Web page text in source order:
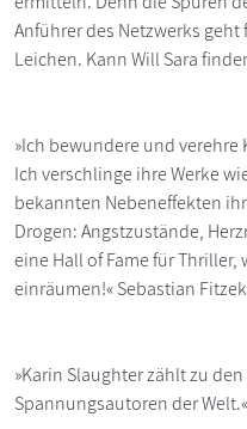
Anführer des Netzwerks
Leichen. Kann Will Sara
»Ich bewundere und
Ich verschlinge ihre Werke
bekannten Nebeneffekten
Drogen: Angstzustände,
eine Hall of Fame für
einräumen!« Sebastian Fitzek
»Karin Slaughter zählt zu
Spannungsautoren der